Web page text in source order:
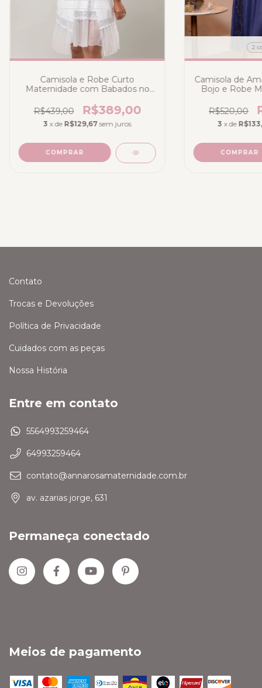
Camisola e Robe Curto
Maternidade com Babados no
R$439,00
R$389,00
3 x de R$129,67 sem juros
COMPRAR
2
Camisola de
Bojo e Robe
R$520,00
3 x de
COMPRAR
Contato
Trocas e Devoluções
Política de Privacidade
Cuidados com as peças
Nossa História
Entre em contato
5564993259464
64993259464
contato@annarosamaternidade.com.br
av. azarias jorge, 631
Permaneça conectado
Meios de pagamento